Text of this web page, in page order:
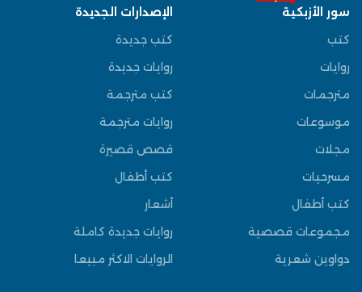
سور الأزبكية
كتب
روايات
مترجمات
موسوعات
مجلات
مسرحيات
كتب أطفال
مجموعات قصصية
دواوين شعرية
الإصدارات الجديدة
كتب جديدة
روايات جديدة
كتب مترجمة
روايات مترجمة
قصص قصيرة
كتب أطفال
أشعار
روايات جديدة كاملة
الروايات الاكثر مبيعا